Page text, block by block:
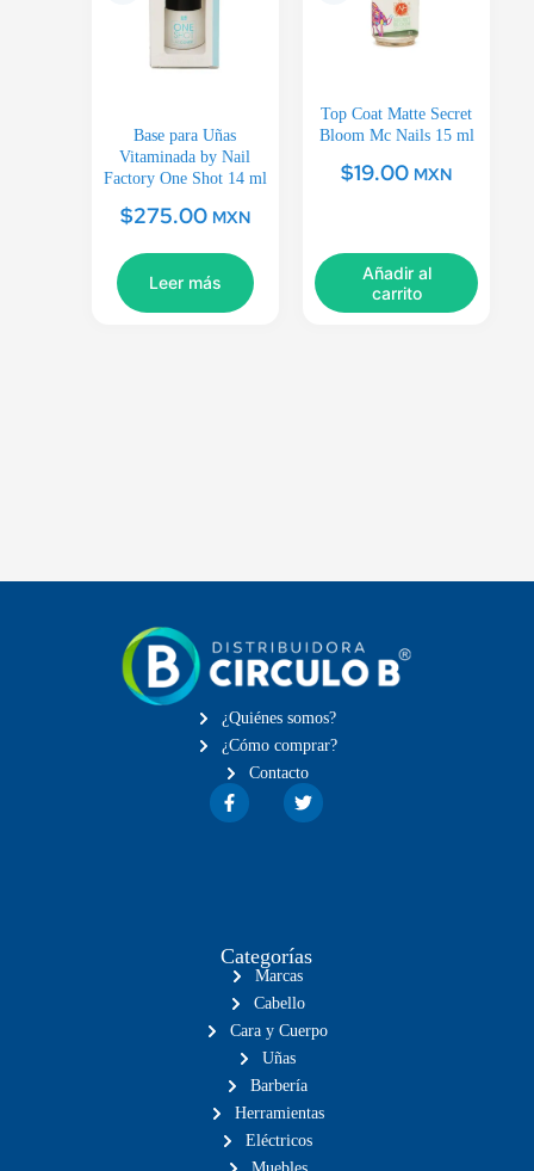
Base para Uñas
Vitaminada by Nail
Factory One Shot 14 ml
$275.00 MXN
Leer más
Top Coat Matte Secret
Bloom Mc Nails 15 ml
$19.00 MXN
Añadir al
carrito
¿Quiénes somos?
¿Cómo comprar?
Contacto
Categorías
Marcas
Cabello
Cara y Cuerpo
Uñas
Barbería
Herramientas
Eléctricos